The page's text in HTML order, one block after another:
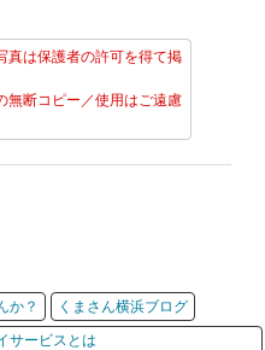
は保護者の許可を得て掲
無断コピー／使用はご遠慮
か？
くまさん横浜ブログ
サービスとは